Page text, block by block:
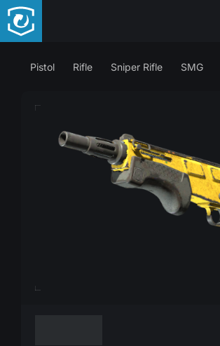
Pistol Rifle Sniper Rifle SMG